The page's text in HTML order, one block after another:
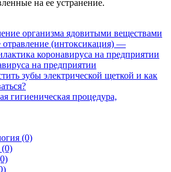
на ее устранение.
отравление (интоксикация) —
на предприятии
гигиеническая процедура,
(0)
(0)